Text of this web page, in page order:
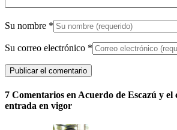
Su nombre *
Su correo electrónico *
7 Comentarios en Acuerdo de Escazú y el
entrada en vigor